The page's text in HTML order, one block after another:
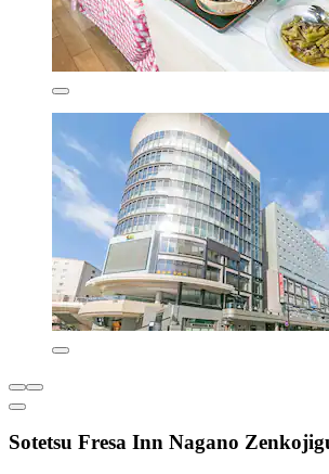
Sotetsu Fresa Inn Nagano